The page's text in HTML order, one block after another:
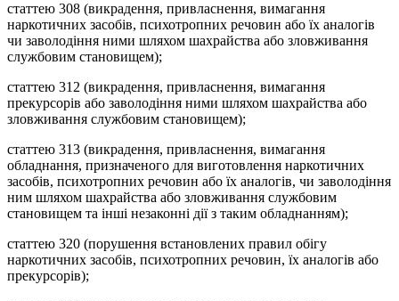
статтею 308 (викрадення, привласнення, вимагання
наркотичних засобів, психотропних речовин або їх аналогів
чи заволодіння ними шляхом шахрайства або зловживання
службовим становищем);
статтею 312 (викрадення, привласнення, вимагання
прекурсорів або заволодіння ними шляхом шахрайства або
зловживання службовим становищем);
статтею 313 (викрадення, привласнення, вимагання
обладнання, призначеного для виготовлення наркотичних
засобів, психотропних речовин або їх аналогів, чи заволодіння
ним шляхом шахрайства або зловживання службовим
становищем та інші незаконні дії з таким обладнанням);
статтею 320 (порушення встановлених правил обігу
наркотичних засобів, психотропних речовин, їх аналогів або
прекурсорів);